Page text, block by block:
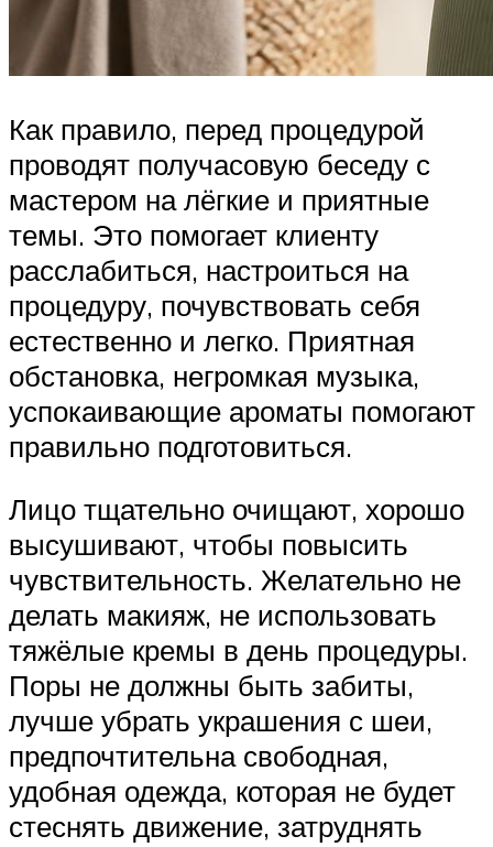
Как правило, перед процедурой
проводят получасовую беседу с
мастером на лёгкие и приятные
темы. Это помогает клиенту
расслабиться, настроиться на
процедуру, почувствовать себя
естественно и легко. Приятная
обстановка, негромкая музыка,
успокаивающие ароматы помогают
правильно подготовиться.
Лицо тщательно очищают, хорошо
высушивают, чтобы повысить
чувствительность. Желательно не
делать макияж, не использовать
тяжёлые кремы в день процедуры.
Поры не должны быть забиты,
лучше убрать украшения с шеи,
предпочтительна свободная,
удобная одежда, которая не будет
стеснять движение, затруднять